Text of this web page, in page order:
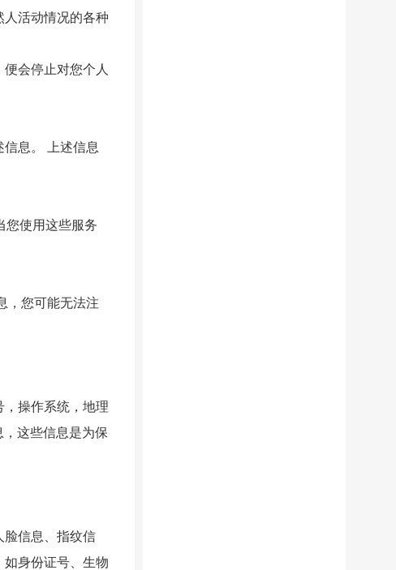
活动情况的各种
会停止对您个人
息。 上述信息
您使用这些服务
，您可能无法注
操作系统，地理
这些信息是为保
脸信息、指纹信
身份证号、生物